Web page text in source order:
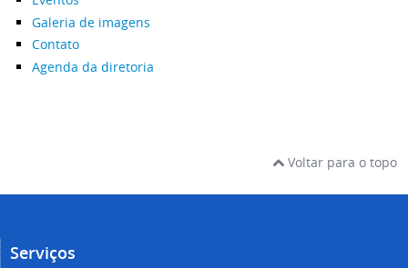
Galeria de imagens
Contato
Agenda da diretoria
Voltar para o topo
Serviços